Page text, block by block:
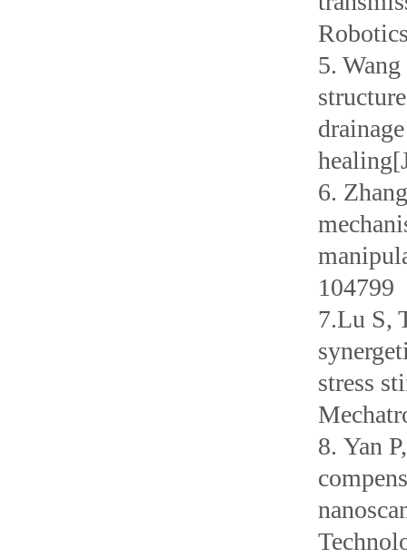
5.
6.
104799
7.Lu S,
stress
8. Yan